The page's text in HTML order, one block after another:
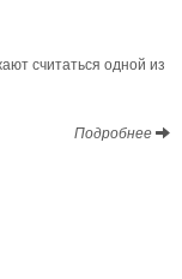
считаться одной из
Подробнее